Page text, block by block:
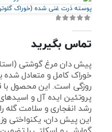
پوسته ذرت غنی شده (خوراک
تماس بگیرید
پیش دان مرغ گوشتی
روزگی است. این محصول با
پروتئین ایده‌ آل و
رشد انفجاری و سلامت گله
این پیش‌ دان، یکنواختی